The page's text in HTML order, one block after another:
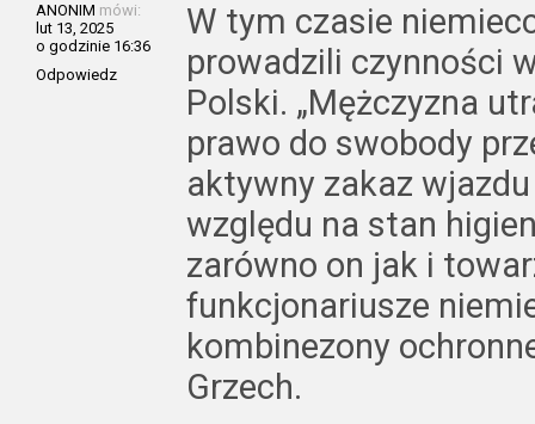
ANONIM mówi:
lut 13, 2025
o godzinie 16:36
Odpowiedz
W tym czasie
prowadzili czynności
Polski. „Mężczyzna
prawo do swobody
aktywny zakaz
względu na stan
zarówno on jak i
funkcjonariusze
kombinezony
Grzech.